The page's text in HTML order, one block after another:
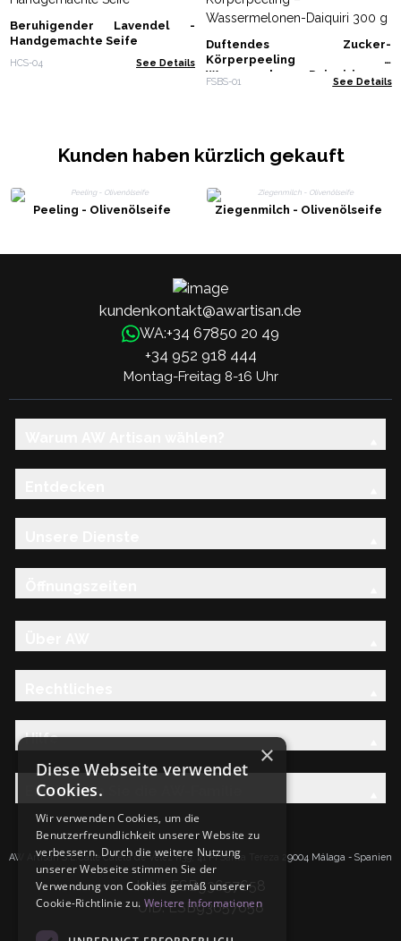
Beruhigender Lavendel -
Handgemachte Seife
HCS-04 See Details
Duftendes Zucker-
Körperpeeling –
Wassermelonen-Daiquiri 300 g
FSBS-01 See Details
Kunden haben kürzlich gekauft
Peeling - Olivenölseife Ziegenmilch - Olivenölseife
kundenkontakt@awartisan.de
WA:+34 67850 20 49
+34 952 918 444
Montag-Freitag 8-16 Uhr
Hilfe
Entdecken Sie die AW-Familie
AW Artisan S.L.Calle Caleta de Velez n39, 41 PI Santa Tereza 29004 Málaga - Spanien
IdNr: ESB93657658
UID: ESB93657658
×
Diese Webseite verwendet
Cookies.
Wir verwenden Cookies, um die
Benutzerfreundlichkeit unserer Website zu
verbessern. Durch die weitere Nutzung
unserer Webseite stimmen Sie der
Verwendung von Cookies gemäß unserer
Cookie-Richtlinie zu. Weitere Informationen